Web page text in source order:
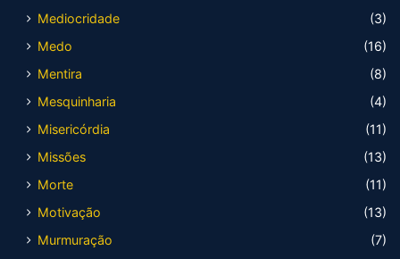
Mediocridade
(3)
Medo
(16)
Mentira
(8)
Mesquinharia
(4)
Misericórdia
(11)
Missões
(13)
Morte
(11)
Motivação
(13)
Murmuração
(7)